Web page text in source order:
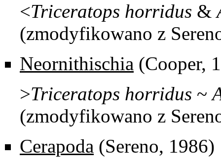
<Triceratops horridus &
(zmodyfikowano z
Neornithischia (Cooper,
>Triceratops horridus ~
(zmodyfikowano z
Cerapoda (Sereno, 1986)